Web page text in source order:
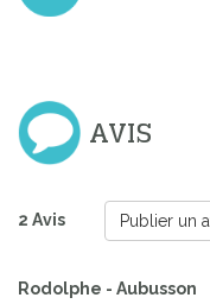
AVIS
2 Avis Publier un
Rodolphe - Aubusson